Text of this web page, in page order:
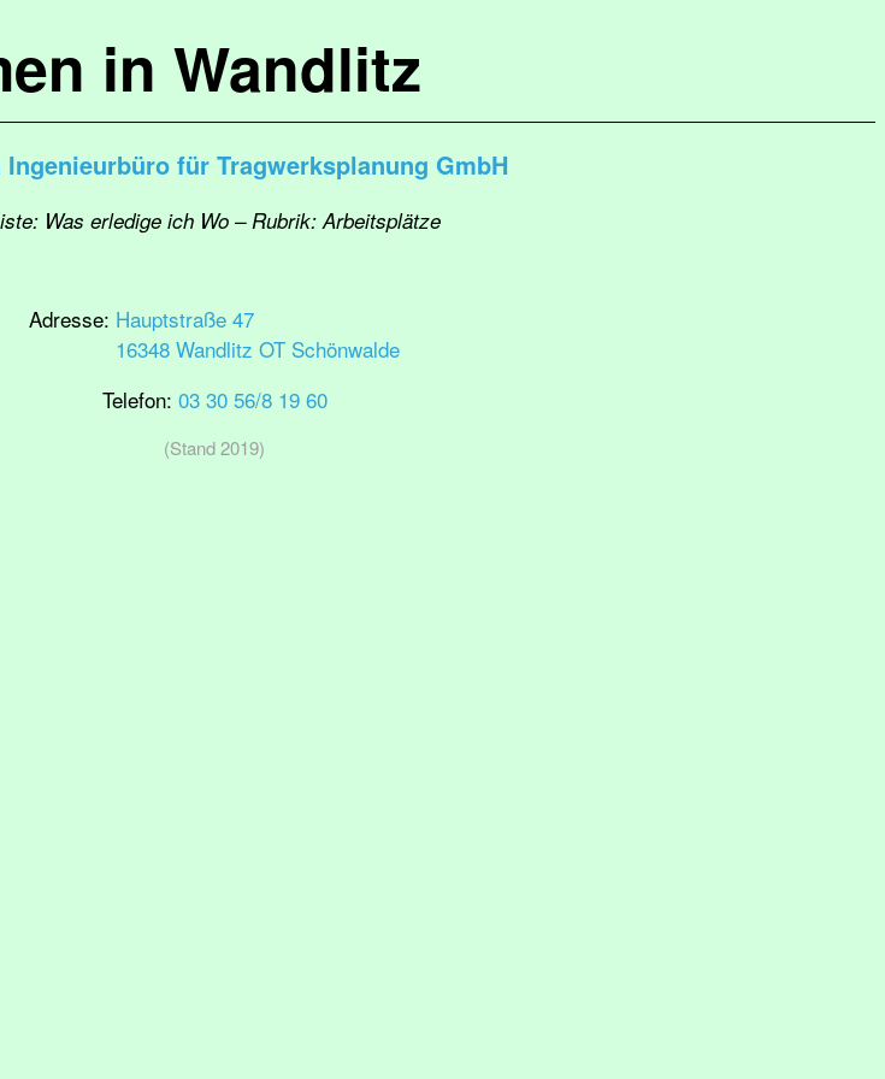
in Wandlitz
für Tragwerksplanung GmbH
Was erledige ich Wo – Rubrik: Arbeitsplätze
Adresse: Hauptstraße 47
16348 Wandlitz OT Schönwalde
Telefon: 03 30 56/8 19 60
(Stand 2019)